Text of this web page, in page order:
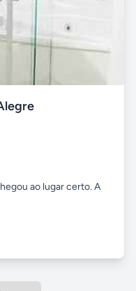
ao lugar certo. A